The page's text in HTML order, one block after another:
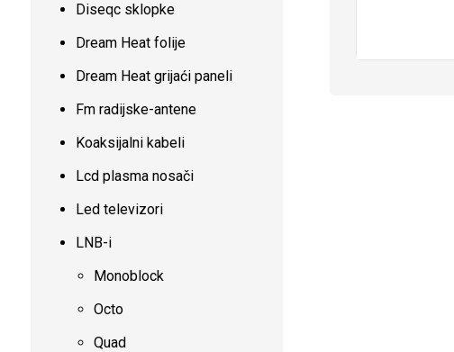
Diseqc sklopke
Dream Heat folije
Dream Heat grijaći paneli
Fm radijske-antene
Koaksijalni kabeli
Lcd plasma nosači
Led televizori
LNB-i
Monoblock
Octo
Quad